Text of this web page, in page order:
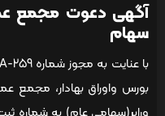
آگهی دعوت مجمع
سهام
بورس واوراق بهادار، مجمع